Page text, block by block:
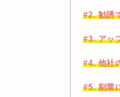
#2. 勧誘
#3. アッ
#4. 他社
#5. 副業